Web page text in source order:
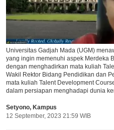
Ikuti
Universitas Gadjah Mada (UGM)
yang ingin memenuhi aspek Merdeka
dengan menghadirkan mata kuliah
Wakil Rektor Bidang Pendidikan dan
mata kuliah Talent Development
dalam persiapan menghadapi dunia
Setyono, Kampus
12 September, 2023 21:59 WIB